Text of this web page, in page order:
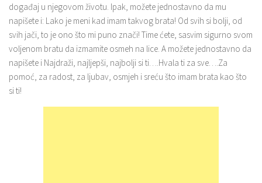
događaj u njegovom životu. Ipak, možete jednostavno da mu
napišete i: Lako je meni kad imam takvog brata! Od svih si bolji, od
svih jači, to je ono što mi puno znači! Time ćete, sasvim sigurno svom
voljenom bratu da izmamite osmeh na lice. A možete jednostavno da
napišete i Najdraži, najljepši, najbolji si ti….Hvala ti za sve….Za
pomoć, za radost, za ljubav, osmjeh i sreću što imam brata kao što
si ti!